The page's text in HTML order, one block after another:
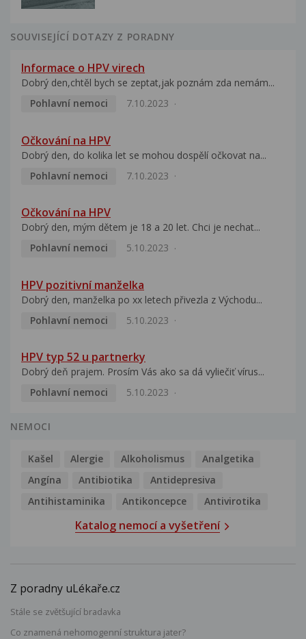
SOUVISEJÍCÍ DOTAZY Z PORADNY
Informace o HPV virech
Dobrý den,chtěl bych se zeptat,jak poznám zda nemám...
Pohlavní nemoci
7.10.2023
Očkování na HPV
Dobrý den, do kolika let se mohou dospělí očkovat na...
Pohlavní nemoci
7.10.2023
Očkování na HPV
Dobrý den, mým dětem je 18 a 20 let. Chci je nechat...
Pohlavní nemoci
5.10.2023
HPV pozitivní manželka
Dobrý den, manželka po xx letech přivezla z Východu...
Pohlavní nemoci
5.10.2023
HPV typ 52 u partnerky
Dobrý deň prajem. Prosím Vás ako sa dá vyliečiť vírus...
Pohlavní nemoci
5.10.2023
NEMOCI
Kašel Alergie Alkoholismus
Analgetika
Angína
Antibiotika
Antidepresiva
Antihistaminika
Antikoncepce Antivirotika
Katalog nemocí a vyšetření
Z poradny uLékaře.cz
Stále se zvětšující bradavka
Co znamená nehomogenní struktura jater?